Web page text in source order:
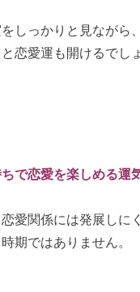
しっかりと見ながら
恋愛運も開けるでし
で恋愛を楽しめる運
愛関係には発展しに
期ではありません。